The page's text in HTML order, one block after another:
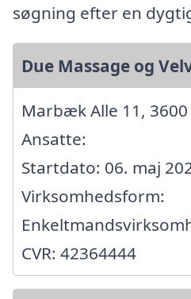
søgning efter en
Due Massage og
Marbæk Alle 11,
Ansatte:
Startdato: 06. maj
Virksomhedsform:
CVR: 42364444